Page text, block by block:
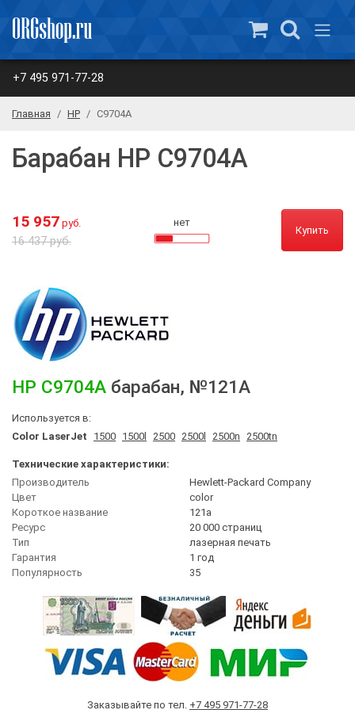
+7 495 971-77-28
Главная HP C9704A
Барабан HP C9704A
15 957 руб.
16 437 руб.
нет
Купить
HP C9704A барабан, №121A
Используется в:
Color LaserJet
1500 1500l 2500 2500l 2500n 2500tn
Технические характеристики:
Производитель
Hewlett-Packard Company
Цвет
сolor
Короткое название
121a
Ресурс
20 000 страниц
Тип
лазерная печать
Гарантия
1 год
Популярность
35
Заказывайте по тел. +7 495 971-77-28